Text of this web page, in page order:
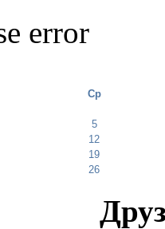
error
Ср
5
12
19
26